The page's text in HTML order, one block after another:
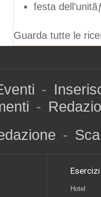
festa
Guarda tutte le
-
-
-
Hotel